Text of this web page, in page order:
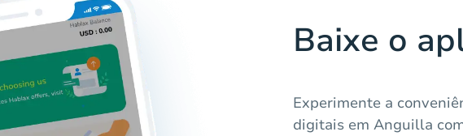
Baixe o
Experimente a
digitais em Anguilla